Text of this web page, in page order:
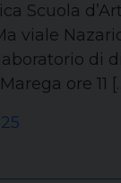
Scuola
viale
laboratorio di
ore 11